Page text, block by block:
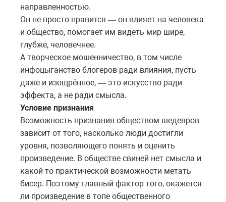
направленностью.
Он не просто нравится — он влияет на человека
и общество, помогает им видеть мир шире,
глубже, человечнее.
А творческое мошенничество, в том числе
инфоцыганство блогеров ради влияния, пусть
даже и изощрённое, — это искусство ради
эффекта, а не ради смысла.
Условие признания
Возможность признания обществом шедевров
зависит от того, насколько люди достигли
уровня, позволяющего понять и оценить
произведение. В обществе свиней нет смысла и
какой-то практической возможности метать
бисер. Поэтому главный фактор того, окажется
ли произведение в топе общественного